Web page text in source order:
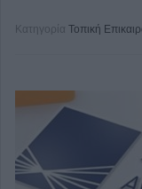
Κατηγορία Τοπική